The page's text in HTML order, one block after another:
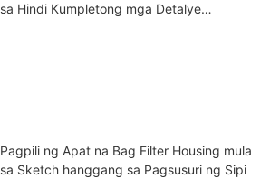
sa Hindi Kumpletong mga Detalye
Pagpili ng Apat na Bag Filter Housing mula
sa Sketch hanggang sa Pagsusuri ng Sipi